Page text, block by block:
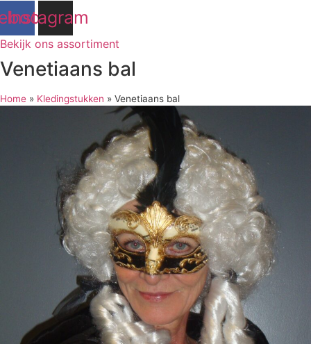
Instagram
Bekijk ons assortiment
Venetiaans bal
Home » Kledingstukken » Venetiaans bal